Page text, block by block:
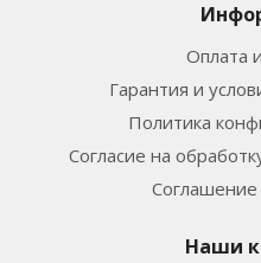
Оплата
Гарантия и
Политика
Согласие на
Соглашение
Наши